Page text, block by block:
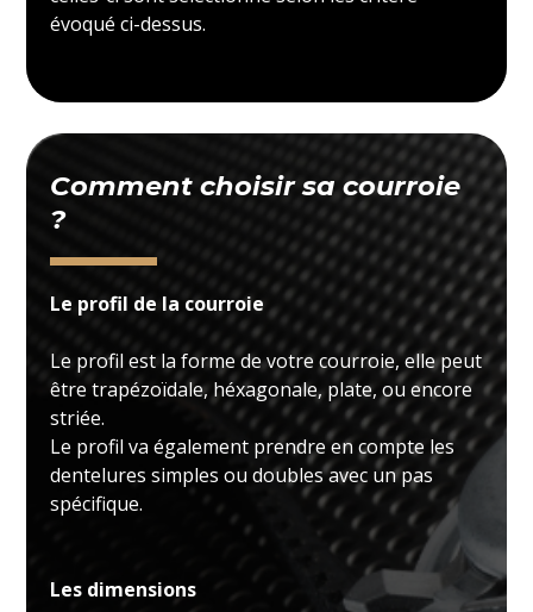
évoqué ci-dessus.
Comment choisir sa courroie
?
Le profil de la courroie
Le profil est la forme de votre courroie, elle peut
être trapézoïdale, héxagonale, plate, ou encore
striée.
Le profil va également prendre en compte les
dentelures simples ou doubles avec un pas
spécifique.
Les dimensions